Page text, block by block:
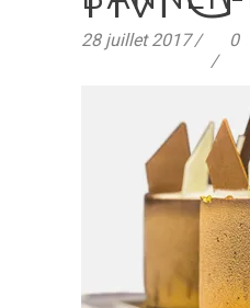
28 juillet 2017 0